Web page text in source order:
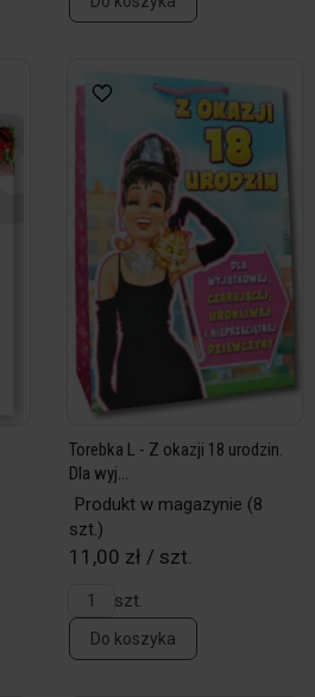
Torebka L - Z okazji 18 urodzin.
Dla wyj...
Produkt w magazynie (8
szt.)
11,00 zł / szt.
szt.
Do koszyka